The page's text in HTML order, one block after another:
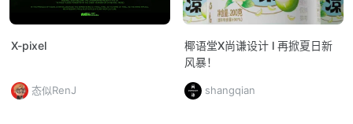
X-pixel
态似RenJ
椰语堂X尚谦设计 l 再掀夏日新
风暴！
shangqian